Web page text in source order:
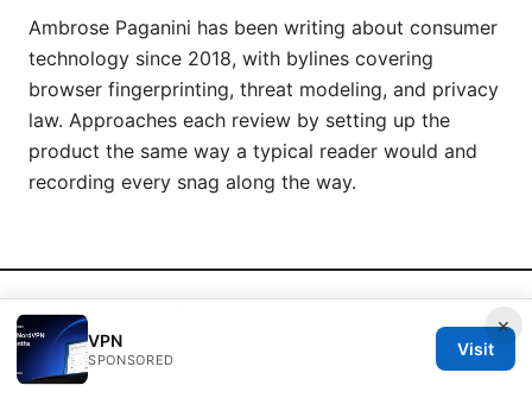
Ambrose Paganini has been writing about consumer
technology since 2018, with bylines covering
browser fingerprinting, threat modeling, and privacy
law. Approaches each review by setting up the
product the same way a typical reader would and
recording every snag along the way.
×
VPN
SPONSORED
Visit